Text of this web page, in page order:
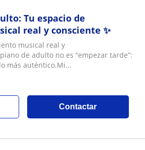
Tu espacio de
real y consciente ✨
musical real y
de adulto no es “empezar tarde”:
más auténtico.Mi...
Contactar